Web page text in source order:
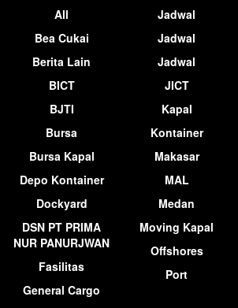
All
Bea Cukai
Berita Lain
BICT
BJTI
Bursa
Bursa Kapal
Depo Kontainer
Dockyard
DSN PT PRIMA
NUR PANURJWAN
Fasilitas
General Cargo
Jadwal
Jadwal
Jadwal
JICT
Kapal
Kontainer
Makasar
MAL
Medan
Moving Kapal
Offshores
Port